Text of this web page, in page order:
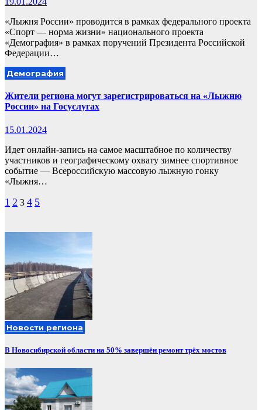
«Лыжня России» проводится в рамках федерального проекта
«Спорт — норма жизни» национального проекта
«Демография» в рамках поручений Президента Российской
Федерации…
Демография
Жители региона могут зарегистрироваться на «Лыжню
России» на Госуслугах
15.01.2024
Идет онлайн-запись на самое масштабное по количеству
участников и географическому охвату зимнее спортивное
событие — Всероссийскую массовую лыжную гонку
«Лыжня…
Пагинация
1 2 3 4 5
Новости региона
В Новосибирской области на 50% завершён ремонт трёх мостов